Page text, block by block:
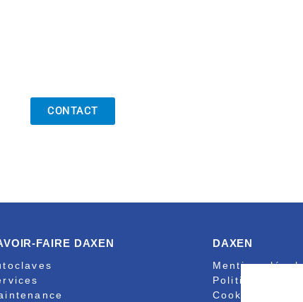
CONTACT
FAIRE DAXEN DAXEN
Mentions
Politique de
Cookies